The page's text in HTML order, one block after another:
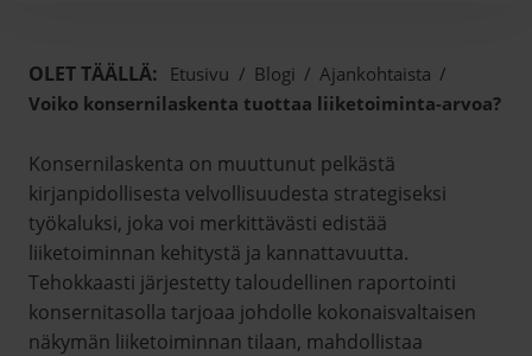
OLET TÄÄLLÄ: Etusivu / Blogi / Ajankohtaista /
Voiko konsernilaskenta tuottaa liiketoiminta-arvoa?
Konsernilaskenta on muuttunut pelkästä
kirjanpidollisesta velvollisuudesta strategiseksi
työkaluksi, joka voi merkittävästi edistää
liiketoiminnan kehitystä ja kannattavuutta.
Tehokkaasti järjestetty taloudellinen raportointi
konsernitasolla tarjoaa johdolle kokonaisvaltaisen
näkymän liiketoiminnan tilaan, mahdollistaa